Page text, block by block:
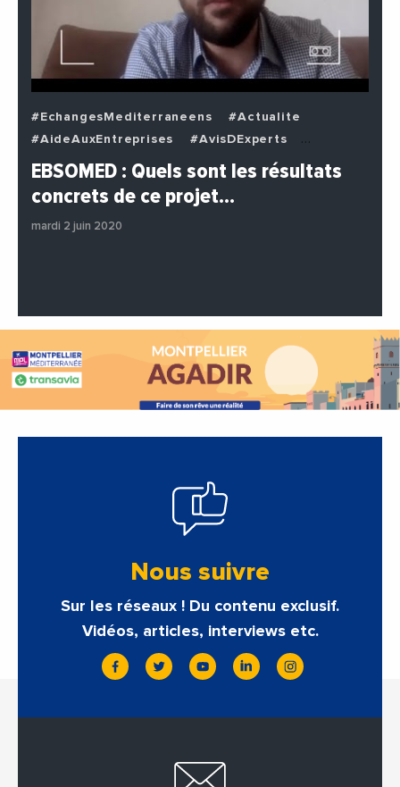
#EchangesMediterraneens
#Actualite
#AideAuxEntreprises
#AvisDExperts
#BuzzNews
#Decideurs
#Entreprises
#Institutions
EBSOMED : Quels sont les résultats
concrets de ce projet…
mardi 2 juin 2020
Nous suivre
Sur les réseaux ! Du contenu exclusif.
Vidéos, articles, interviews etc.